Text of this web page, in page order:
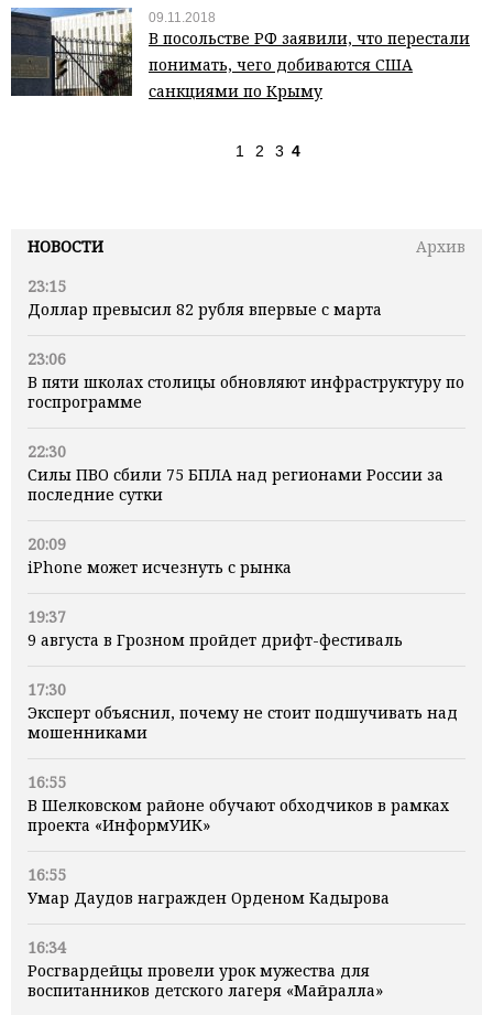
НОВОСТИ
Архив
23:15
Доллар превысил 82 рубля впервые с марта
23:06
В пяти школах столицы обновляют инфраструктуру по
госпрограмме
22:30
Силы ПВО сбили 75 БПЛА над регионами России за
последние сутки
20:09
iPhone может исчезнуть с рынка
19:37
9 августа в Грозном пройдет дрифт-фестиваль
17:30
Эксперт объяснил, почему не стоит подшучивать над
мошенниками
16:55
В Шелковском районе обучают обходчиков в рамках
проекта «ИнформУИК»
16:55
Умар Даудов награжден Орденом Кадырова
16:34
Росгвардейцы провели урок мужества для
воспитанников детского лагеря «Майралла»
09.11.2018
В посольстве РФ заявили, что перестали
понимать, чего добиваются США
санкциями по Крыму
1 2 3 4